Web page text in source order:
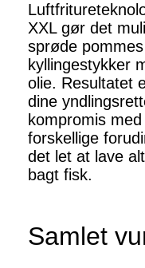
XXL gør det
sprøde
kyllingestykker
olie. Resultatet
dine
kompromis
forskellige
det let at lave
bagt fisk.
Samlet